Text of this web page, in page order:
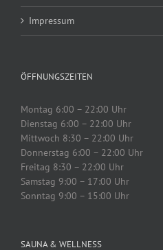
Impressum
ÖFFNUNGSZEITEN
Montag 6:00 – 22:00 Uhr
Dienstag 6:00 – 22:00 Uhr
Mittwoch 8:30 – 22:00 Uhr
Donnerstag 6:00 – 22:00 Uhr
Freitag 8:30 – 22:00 Uhr
Samstag 9:00 – 17:00 Uhr
Sonntag 9:00 – 15:00 Uhr
SAUNA & WELLNESS